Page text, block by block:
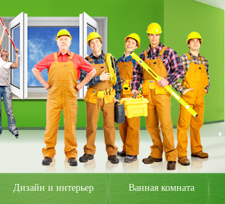
Дизайн и интерьер Ванная комната